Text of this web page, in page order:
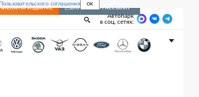
Пользовательского соглашения OK
НА ИЗДАНИЕ ВКЛЮЧИТЬ РАССЫЛКУ
Автопарк
в соц. сетях: